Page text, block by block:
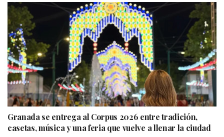
Granada se entrega al Corpus 2026 entre tradición,
casetas, música y una feria que vuelve a llenar la ciudad